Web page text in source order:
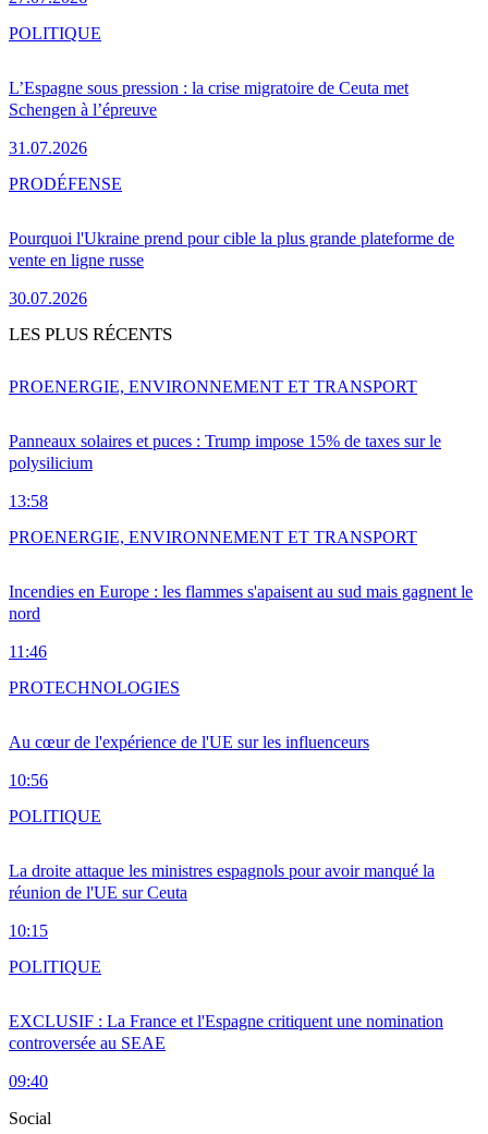
L’Espagne sous pression : la crise migratoire de Ceuta met
Schengen à l’épreuve
31.07.2026
POLITIQUE
Pourquoi l'Ukraine prend pour cible la plus grande plateforme de
vente en ligne russe
30.07.2026
PRODÉFENSE
LES PLUS RÉCENTS
Panneaux solaires et puces : Trump impose 15% de taxes sur le
polysilicium
13:58
PROENERGIE, ENVIRONNEMENT ET TRANSPORT
Incendies en Europe : les flammes s'apaisent au sud mais gagnent le
nord
11:46
PROENERGIE, ENVIRONNEMENT ET TRANSPORT
Au cœur de l'expérience de l'UE sur les influenceurs
10:56
PROTECHNOLOGIES
La droite attaque les ministres espagnols pour avoir manqué la
réunion de l'UE sur Ceuta
10:15
POLITIQUE
EXCLUSIF : La France et l'Espagne critiquent une nomination
controversée au SEAE
09:40
POLITIQUE
Social